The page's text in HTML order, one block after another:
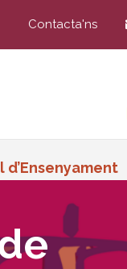
Contacta'ns